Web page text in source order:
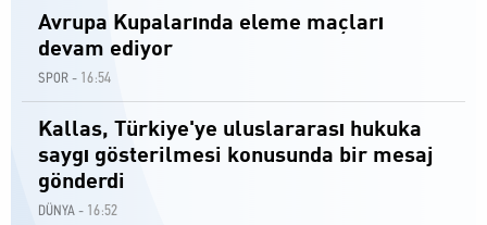
Avrupa Kupalarında eleme maçları
devam ediyor
SPOR - 16:54
Kallas, Türkiye'ye uluslararası hukuka
saygı gösterilmesi konusunda bir mesaj
gönderdi
DÜNYA - 16:52